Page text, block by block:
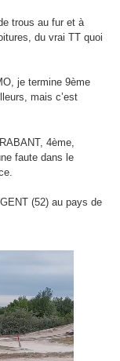
trous au fur et à
du vrai TT quoi
je termine 9ème
mais c’est
4ème,
faute dans le
(52) au pays de